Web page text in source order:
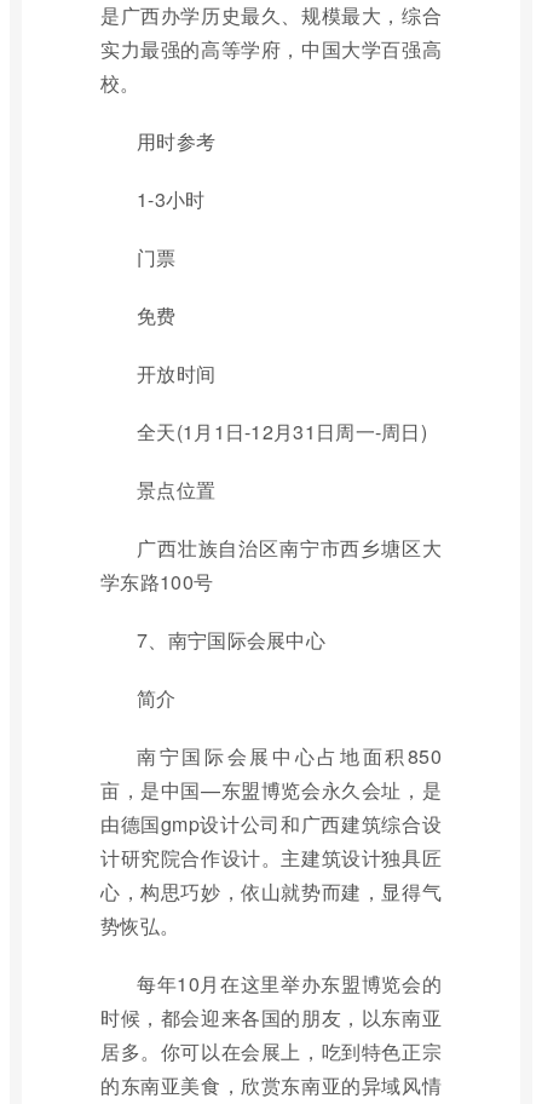
是广西办学历史最久、规模最大，综合
实力最强的高等学府，中国大学百强高
校。
用时参考
1-3小时
门票
免费
开放时间
全天(1月1日-12月31日周一-周日)
景点位置
广西壮族自治区南宁市西乡塘区大
学东路100号
7、南宁国际会展中心
简介
南宁国际会展中心占地面积850
亩，是中国—东盟博览会永久会址，是
由德国gmp设计公司和广西建筑综合设
计研究院合作设计。主建筑设计独具匠
心，构思巧妙，依山就势而建，显得气
势恢弘。
每年10月在这里举办东盟博览会的
时候，都会迎来各国的朋友，以东南亚
居多。你可以在会展上，吃到特色正宗
的东南亚美食，欣赏东南亚的异域风情